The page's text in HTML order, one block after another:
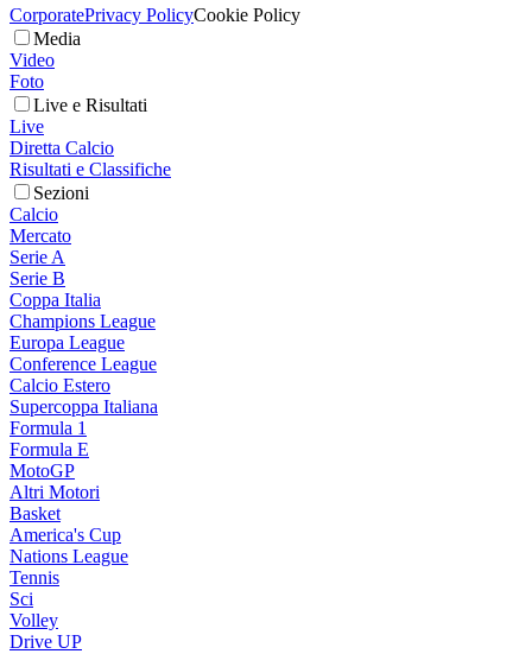
CorporatePrivacy PolicyCookie Policy
Media
Video
Foto
Live e Risultati
Live
Diretta Calcio
Risultati e Classifiche
Sezioni
Calcio
Mercato
Serie A
Serie B
Coppa Italia
Champions League
Europa League
Conference League
Calcio Estero
Supercoppa Italiana
Formula 1
Formula E
MotoGP
Altri Motori
Basket
America's Cup
Nations League
Tennis
Sci
Volley
Drive UP